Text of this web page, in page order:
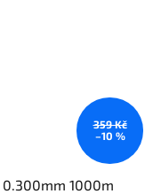
359 Kč
–10 %
0.300mm 1000m